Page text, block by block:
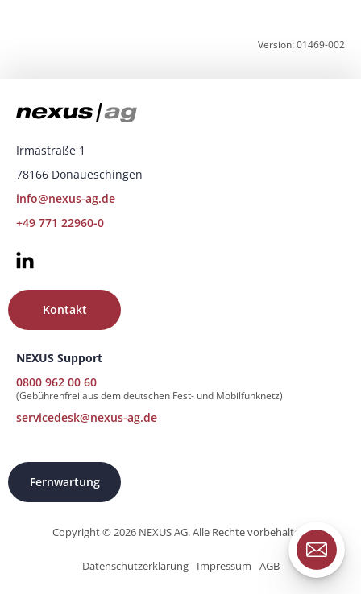
Version: 01469-002
Irmastraße 1
78166 Donaueschingen
info@nexus-ag.de
+49 771 22960-0
NEXUS Support
0800 962 00 60
(Gebührenfrei aus dem deutschen Fest- und Mobilfunknetz)
servicedesk@nexus-ag.de
Kontakt
Fernwartung
Copyright © 2026 NEXUS AG. Alle Rechte vorbehalten.
Datenschutzerklärung Impressum AGB